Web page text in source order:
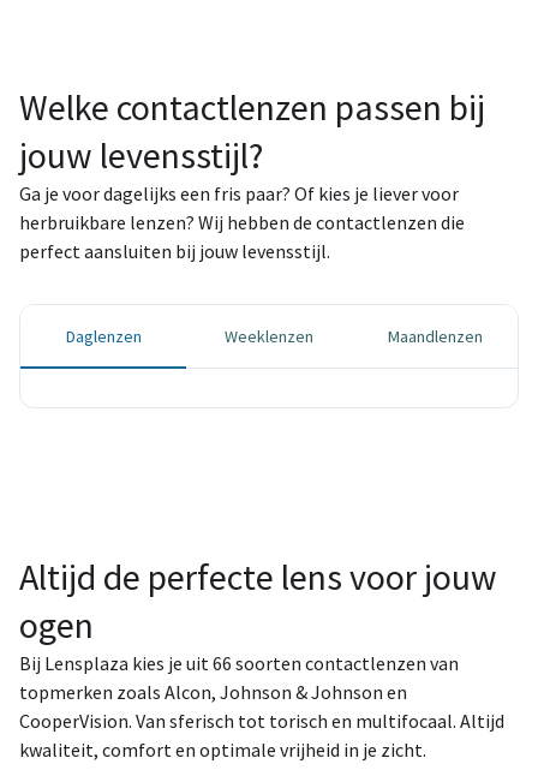
Welke contactlenzen passen bij
jouw levensstijl?
Ga je voor dagelijks een fris paar? Of kies je liever voor
herbruikbare lenzen? Wij hebben de contactlenzen die
perfect aansluiten bij jouw levensstijl.
Daglenzen Weeklenzen Maandlenzen
Daglenzen
Elke dag een frisse start – voor maximale
Bestel je lenzen
Altijd de perfecte lens voor jouw
ogen
Bij Lensplaza kies je uit 66 soorten contactlenzen van
topmerken zoals Alcon, Johnson & Johnson en
CooperVision. Van sferisch tot torisch en multifocaal. Altijd
kwaliteit, comfort en optimale vrijheid in je zicht.